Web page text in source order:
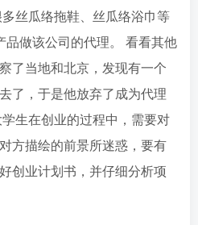
丝瓜络拖鞋、丝瓜络浴巾等
做该公司的代理。 看看其他
了当地和北京，发现有一个
了，于是他放弃了成为代理
生在创业的过程中，需要对
方描绘的前景所迷惑，要有
创业计划书，并仔细分析项